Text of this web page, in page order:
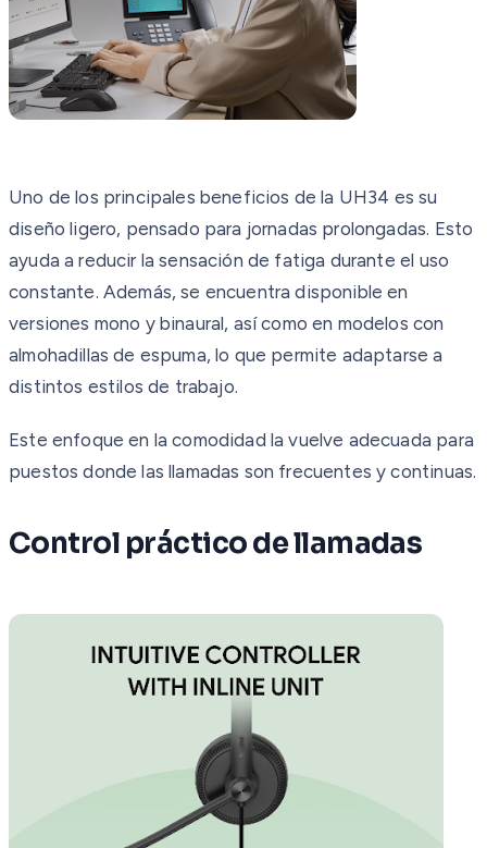
Uno de los principales beneficios de la UH34 es su
diseño ligero, pensado para jornadas prolongadas. Esto
ayuda a reducir la sensación de fatiga durante el uso
constante. Además, se encuentra disponible en
versiones mono y binaural, así como en modelos con
almohadillas de espuma, lo que permite adaptarse a
distintos estilos de trabajo.
Este enfoque en la comodidad la vuelve adecuada para
puestos donde las llamadas son frecuentes y continuas.
Control práctico de llamadas